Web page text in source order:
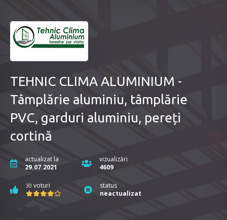
TEHNIC CLIMA ALUMINIUM -
Tâmplărie aluminiu, tâmplărie
PVC, garduri aluminiu, pereți
cortină
actualizat la
29.07.2021
vizualizări
4609
30 voturi
status
neactualizat